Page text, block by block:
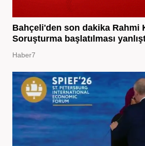
Bahçeli'den son dakika Rahmi
Soruşturma başlatılması
Haber7